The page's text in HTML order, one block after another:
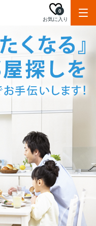
お気に入り
0